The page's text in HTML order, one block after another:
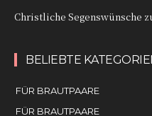
Christliche Segenswünsche
BELIEBTE
FÜR BRAUTPAARE
FÜR BRAUTPAARE